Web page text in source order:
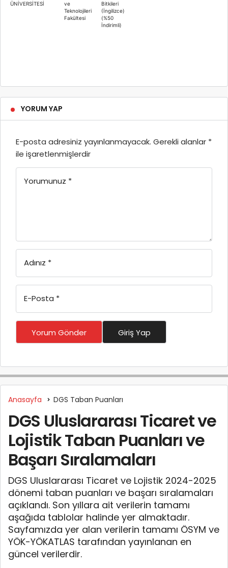
ÜNİVERSİTESİ
ve
Teknolojileri
Fakültesi
Bitkileri
(İngilizce)
(%50
İndirimli)
YORUM YAP
E-posta adresiniz yayınlanmayacak. Gerekli alanlar *
ile işaretlenmişlerdir
Yorumunuz *
Adınız *
E-Posta *
Yorum Gönder Giriş Yap
Anasayfa DGS Taban Puanları
DGS Uluslararası Ticaret ve
Lojistik Taban Puanları ve
Başarı Sıralamaları
DGS Uluslararası Ticaret ve Lojistik 2024-2025
dönemi taban puanları ve başarı sıralamaları
açıklandı. Son yıllara ait verilerin tamamı
aşağıda tablolar halinde yer almaktadır.
Sayfamızda yer alan verilerin tamamı ÖSYM ve
YÖK-YÖKATLAS tarafından yayınlanan en
güncel verilerdir.